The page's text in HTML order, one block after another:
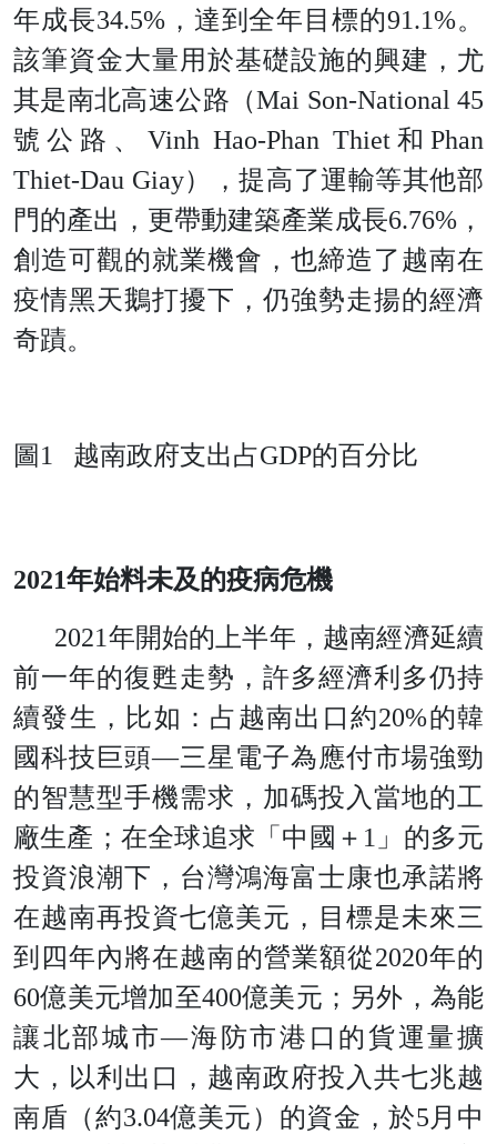
年成長34.5%，達到全年目標的91.1%。
該筆資金大量用於基礎設施的興建，尤
其是南北高速公路（Mai Son-National 45
號公路、Vinh Hao-Phan Thiet和Phan
Thiet-Dau Giay），提高了運輸等其他部
門的產出，更帶動建築產業成長6.76%，
創造可觀的就業機會，也締造了越南在
疫情黑天鵝打擾下，仍強勢走揚的經濟
奇蹟。
圖 1 越南政府支出占GDP的百分比
2021年始料未及的疫病危機
2021年開始的上半年，越南經濟延續
前一年的復甦走勢，許多經濟利多仍持
續發生，比如：占越南出口約20%的韓
國科技巨頭―三星電子為應付市場強勁
的智慧型手機需求，加碼投入當地的工
廠生產；在全球追求「中國＋1」的多元
投資浪潮下，台灣鴻海富士康也承諾將
在越南再投資七億美元，目標是未來三
到四年內將在越南的營業額從2020年的
60億美元增加至400億美元；另外，為能
讓北部城市―海防市港口的貨運量擴
大，以利出口，越南政府投入共七兆越
南盾（約3.04億美元）的資金，於5月中